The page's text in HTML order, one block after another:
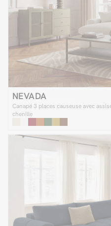
NEVADA
Canapé 3 places causeuse avec
chenille